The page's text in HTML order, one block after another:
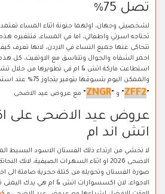
تصل 75%
لشخصيتي وجهان، اولهما حنونة اثناء المساء
تحتاجه اسرتي واطفالي، اما في المساء، فتتغيره
تتحاكى عنها جميع النساء في الاردن، لانها تعرف
احمر الشفاه والجوال وتتناسق مع الاوتفيت، كل
استطاعت ماركة اتش & ام في تطويرها من خلال
والممكن اليوم بتسوقها بتوفير يتجاوز 75% عند استخدام
"
ZFF2
" و "
ZNGR
" مع عروض عيد الاضحى.
عروض عيد الاضحى على
اتش اند ام
لا تخشي من ارتداء ذلك الفستان الاسود البسيط
الاضحى 2026 او اثناء السهرات الصيفية، لانك
صورة الفستان وتحويله من كتلة حجرية صامتة الى
الاجواء، لان اكسسوارات اتش & ام هي يدك اليمنى